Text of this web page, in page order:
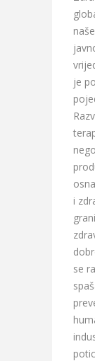
je
i
se